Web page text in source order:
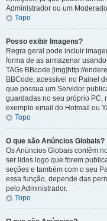
Administrador ou um
Topo
Posso exibir Imagens?
Regra geral pode incluir
forma de as armazenar
TAGs BBcode [img]http://
BBCode, acessível no Painel
que possua um Servidor
guardadas no seu próprio PC,
exemplo email do Hotmail ou
Topo
O que são Anúncios Globais?
Os Anúncios Globais contêm
ser lidos logo que forem
seções e também com o seu
essa função, depende das
pelo Administrador.
Topo